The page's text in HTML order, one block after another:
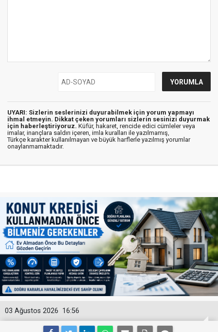
UYARI: Sizlerin seslerinizi duyurabilmek için yorum yapmayı
ihmal etmeyin. Dikkat çeken yorumları sizlerin sesinizi duyurmak
için haberleştiriyoruz. Küfür, hakaret, rencide edici cümleler veya
imalar, inançlara saldırı içeren, imla kuralları ile yazılmamış,
Türkçe karakter kullanılmayan ve büyük harflerle yazılmış yorumlar
onaylanmamaktadır.
16:56
03 Ağustos 2026